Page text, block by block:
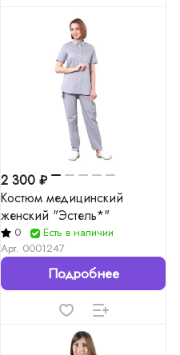
2 300 ₽
Костюм медицинский
женский "Эстель*"
0
Есть в наличии
Арт. 0001247
Подробнее